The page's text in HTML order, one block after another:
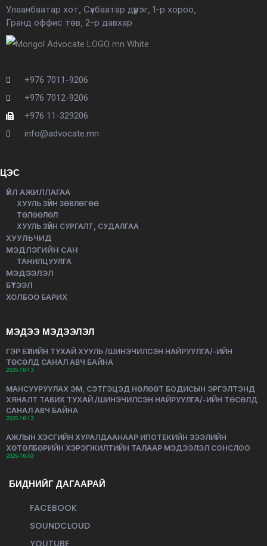
Улаанбаатар хот, Сүхбаатар дүүрэг, 1-р хороо,
Гранд оффис төв, 2-р давхар
+976 7011-9206
+976 7012-9206
+976 11-329206
info@advocate.mn
ЦЭС
ҮЙЛ АЖИЛЛАГАА
ХУУЛЬ ЗҮЙН ЗӨВЛӨГӨӨ
ТӨЛӨӨЛӨЛ
ХУУЛЬ ЗҮЙН СУРГАЛТ, СУДАЛГАА
ХУУЛЬЧИД
МЭДЛЭГИЙН САН
ТАНИЛЦУУЛГА
МЭДЭЭЛЭЛ
БҮТЭЭЛ
ХОЛБОО БАРИХ
МЭДЭЭ МЭДЭЭЛЭЛ
ГЭР БҮЛИЙН ТУХАЙ ХУУЛЬ /ШИНЭЧИЛСЭН НАЙРУУЛГА/-ИЙН
ТӨСӨЛД САНАЛ АВЧ БАЙНА
2025-10-13
МАНСУУРУУЛАХ ЭМ, СЭТГЭЦЭД НӨЛӨӨТ БОДИСЫН ЭРГЭЛТЭНД
ХЯНАЛТ ТАВИХ ТУХАЙ /ШИНЭЧИЛСЭН НАЙРУУЛГА/-ИЙН ТӨСӨЛД
САНАЛ АВЧ БАЙНА
2025-10-13
АЖЛЫН ХЭСГИЙН ХУРАЛДААНААР ИПОТЕКИЙН ЗЭЭЛИЙН
ХӨТӨЛБӨРИЙН ХЭРЭГЖИЛТИЙН ТАЛААР МЭДЭЭЛЭЛ СОНСЛОО
2025-10-02
БИДНИЙГ ДАГААРАЙ
FACEBOOK
SOUNDCLOUD
YOUTUBE